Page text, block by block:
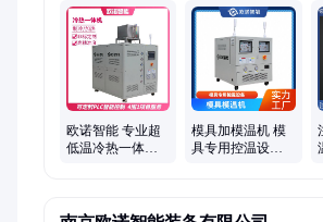
机、防爆油温机
欧诺智能 专业超
低温冷热一体机
模具加模温机 模
具专用控温设备